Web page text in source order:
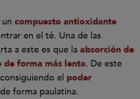
compuesto antioxidante
en el té. Una de las
a este es que la absorción de
de forma más lenta. De este
el poder
de forma paulatina.